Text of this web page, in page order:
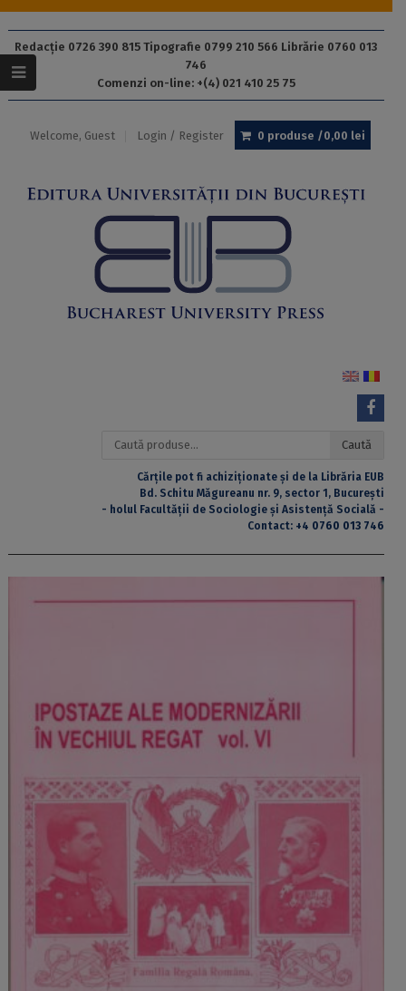
Redacție 0726 390 815 Tipografie 0799 210 566 Librărie 0760 013
746
Comenzi on-line: +(4) 021 410 25 75
Welcome, Guest Login / Register 0 produse /0,00 lei
Caută
Caută
Cărțile pot fi achiziționate și de la Librăria EUB
Bd. Schitu Măgureanu nr. 9, sector 1, București
- holul Facultății de Sociologie și Asistență Socială -
Contact: +4 0760 013 746